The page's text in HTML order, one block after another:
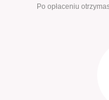
Po opłaceniu